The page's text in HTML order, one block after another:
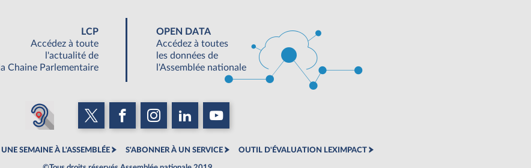
LCP
Accédez à toute
l'actualité de
la Chaine Parlementaire
OPEN DATA
Accédez à toutes
les données de
l'Assemblée nationale
UNE SEMAINE À L'ASSEMBLÉE S'ABONNER À UN SERVICE OUTIL D'ÉVALUATION LEXIMPACT